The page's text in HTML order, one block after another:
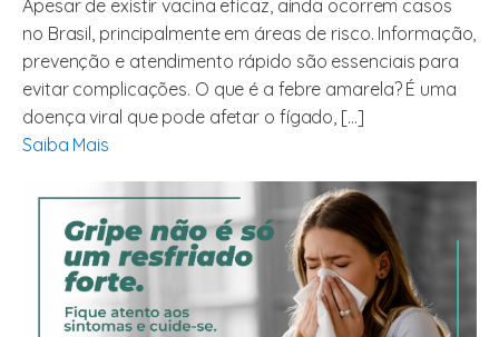
Apesar de existir vacina eficaz, ainda ocorrem casos
no Brasil, principalmente em áreas de risco. Informação,
prevenção e atendimento rápido são essenciais para
evitar complicações. O que é a febre amarela? É uma
doença viral que pode afetar o fígado, […]
Saiba Mais